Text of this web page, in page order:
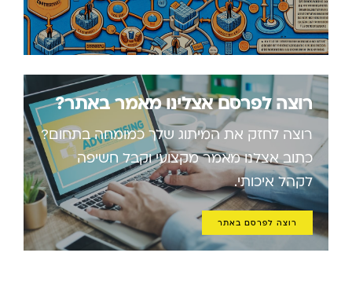
רוצה לפרסם אצלינו מאמר באתר?
רוצה לחזק את המיתוג שלך כמומחה בתחום?
כתוב אצלנו מאמר מקצועי וקבל חשיפה
לקהל איכותי.
רוצה לפרסם באתר